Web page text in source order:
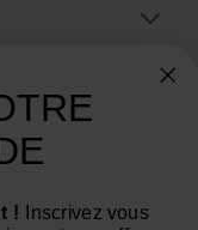
pregunta?
de 9:00 a
! Inscrivez vous